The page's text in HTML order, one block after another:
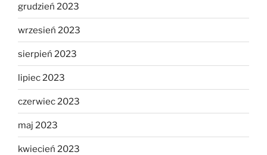
grudzień 2023
wrzesień 2023
sierpień 2023
lipiec 2023
czerwiec 2023
maj 2023
kwiecień 2023